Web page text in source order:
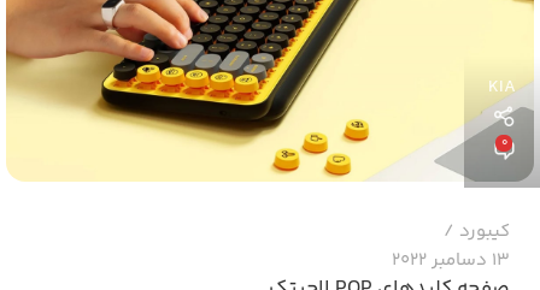
KIA
0
کیبورد
13 دسامبر 2022